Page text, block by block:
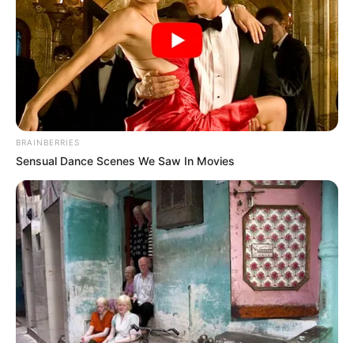
TEMAS DESTACADOS
EMERGENCIAS POR LLUVIAS
FUERTES LLUVIAS
VIA AL LLANO
LIGA BETPLAY
METRO DE MEDELLÍN
CORTES DE LUZ
CORTES DE AGUA
FENÓMENO DEL NIÑO
BRAINBERRIES
Sensual Dance Scenes We Saw In Movies